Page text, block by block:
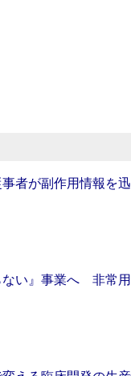
者が副作用情報を
ない』事業へ 非常